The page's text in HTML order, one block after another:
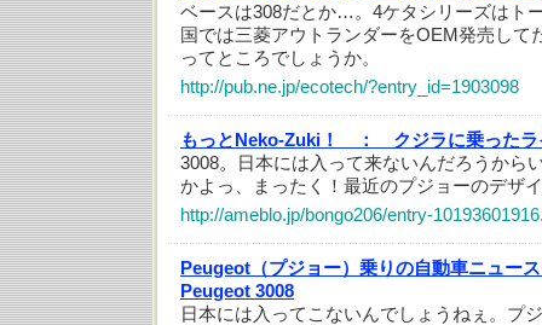
ベースは308だとか…。4ケタシリーズはト
国では三菱アウトランダーをOEM発売して
ってところでしょうか。
http://pub.ne.jp/ecotech/?entry_id=1903098
もっとNeko-Zuki！ ：
クジラに乗った
3008。日本には入って来ないんだろうから
かよっ、まったく！最近のプジョーのデザ
http://ameblo.jp/bongo206/entry-
Peugeot（プジョー）乗りの自動車ニュー
Peugeot 3008
日本には入ってこないんでしょうねぇ。プ